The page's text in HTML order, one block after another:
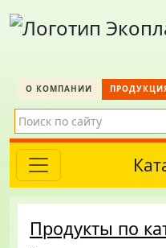
О КОМПАНИИ
Продукты по